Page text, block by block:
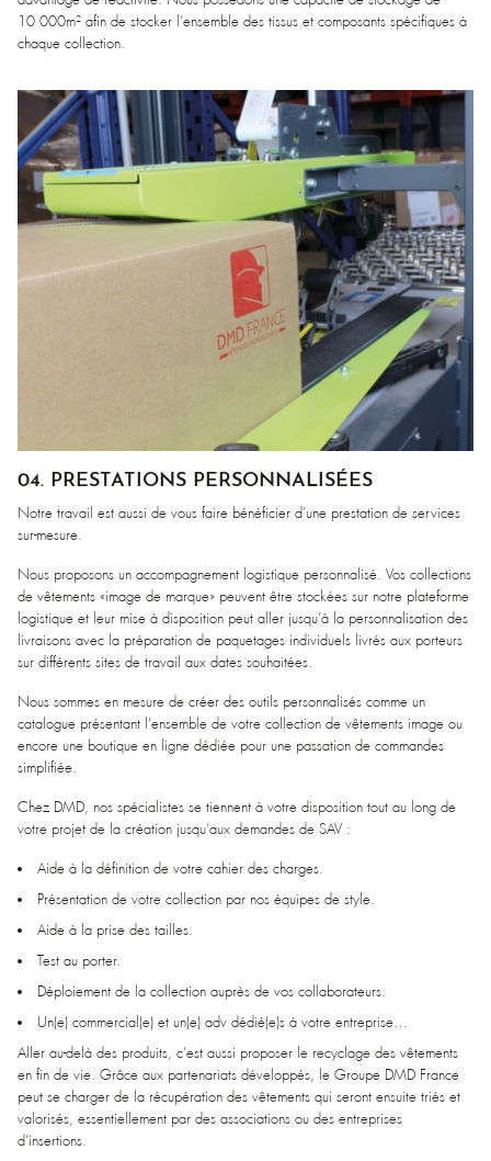
10 000m² afin de stocker l’ensemble des tissus et composants spécifiques à
chaque collection.
04. PRESTATIONS PERSONNALISÉES
Notre travail est aussi de vous faire bénéficier d’une prestation de services
sur-mesure.
Nous proposons un accompagnement logistique personnalisé. Vos collections
de vêtements «image de marque» peuvent être stockées sur notre plateforme
logistique et leur mise à disposition peut aller jusqu’à la personnalisation des
livraisons avec la préparation de paquetages individuels livrés aux porteurs
sur différents sites de travail aux dates souhaitées.
Nous sommes en mesure de créer des outils personnalisés comme un
catalogue présentant l’ensemble de votre collection de vêtements image ou
encore une boutique en ligne dédiée pour une passation de commandes
simplifiée.
Chez DMD, nos spécialistes se tiennent à votre disposition tout au long de
votre projet de la création jusqu’aux demandes de SAV :
Aide à la définition de votre cahier des charges.
Présentation de votre collection par nos équipes de style.
Aide à la prise des tailles.
Test au porter.
Déploiement de la collection auprès de vos collaborateurs.
Un(e) commercial(e) et un(e) adv dédié(e)s à votre entreprise…
Aller au-delà des produits, c’est aussi proposer le recyclage des vêtements
en fin de vie. Grâce aux partenariats développés, le Groupe DMD France
peut se charger de la récupération des vêtements qui seront ensuite triés et
valorisés, essentiellement par des associations ou des entreprises
d’insertions.